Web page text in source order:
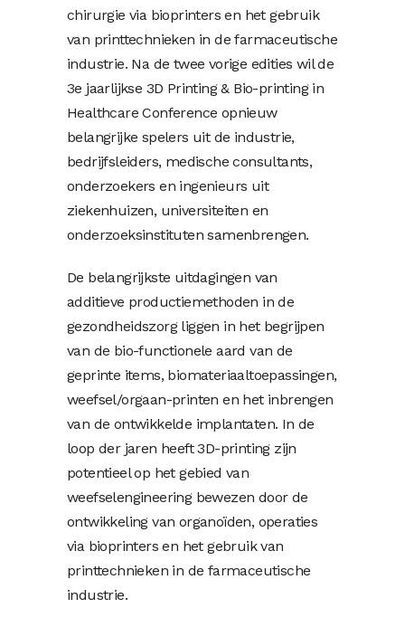
chirurgie via bioprinters en het gebruik
van printtechnieken in de farmaceutische
industrie. Na de twee vorige edities wil de
3e jaarlijkse 3D Printing & Bio-printing in
Healthcare Conference opnieuw
belangrijke spelers uit de industrie,
bedrijfsleiders, medische consultants,
onderzoekers en ingenieurs uit
ziekenhuizen, universiteiten en
onderzoeksinstituten samenbrengen.
De belangrijkste uitdagingen van
additieve productiemethoden in de
gezondheidszorg liggen in het begrijpen
van de bio-functionele aard van de
geprinte items, biomateriaaltoepassingen,
weefsel/orgaan-printen en het inbrengen
van de ontwikkelde implantaten. In de
loop der jaren heeft 3D-printing zijn
potentieel op het gebied van
weefselengineering bewezen door de
ontwikkeling van organoïden, operaties
via bioprinters en het gebruik van
printtechnieken in de farmaceutische
industrie.